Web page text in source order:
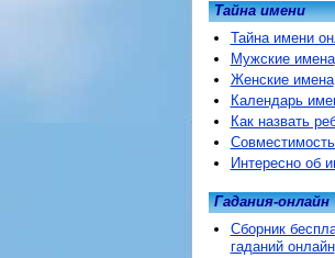
Тайна имени
Тайна имени
Мужские имена
Женские имена
Календарь
Как назвать
Интересно об
Гадания-онлайн
Сборник
гаданий онлайн